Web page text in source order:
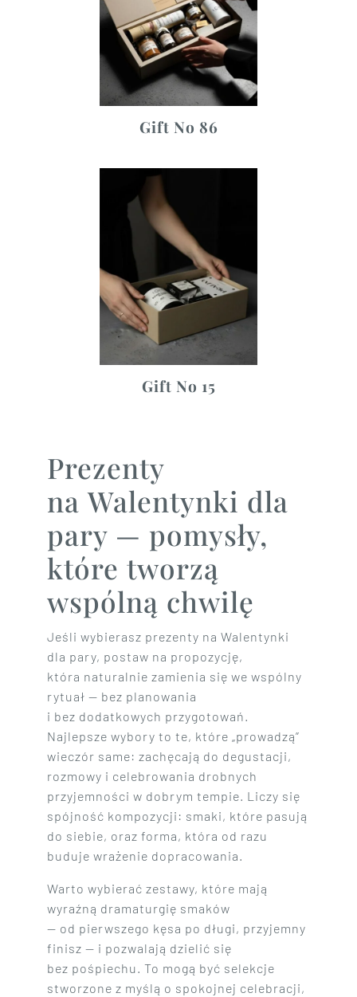
Gift No 86
Gift No 15
Prezenty
na Walentynki dla
pary — pomysły,
które tworzą
wspólną chwilę
Jeśli wybierasz prezenty na Walentynki
dla pary, postaw na propozycję,
która naturalnie zamienia się we wspólny
rytuał — bez planowania
i bez dodatkowych przygotowań.
Najlepsze wybory to te, które „prowadzą”
wieczór same: zachęcają do degustacji,
rozmowy i celebrowania drobnych
przyjemności w dobrym tempie. Liczy się
spójność kompozycji: smaki, które pasują
do siebie, oraz forma, która od razu
buduje wrażenie dopracowania.
Warto wybierać zestawy, które mają
wyraźną dramaturgię smaków
— od pierwszego kęsa po długi, przyjemny
finisz — i pozwalają dzielić się
bez pośpiechu. To mogą być selekcje
stworzone z myślą o spokojnej celebracji,